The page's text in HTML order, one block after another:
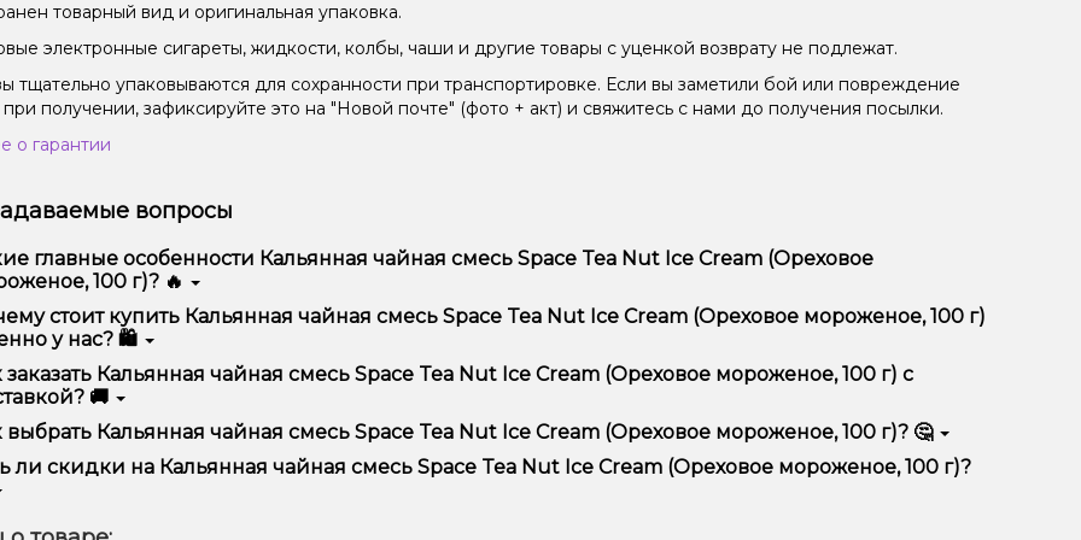
товарный вид и оригинальная упаковка.
электронные сигареты, жидкости, колбы, чаши и другие товары с уценкой возврату не подлежат.
тщательно упаковываются для сохранности при транспортировке. Если вы заметили бой или повреждение
получении, зафиксируйте это на "Новой почте" (фото + акт) и свяжитесь с нами до получения посылки.
о гарантии
вопросы
главные особенности Кальянная чайная смесь Space Tea Nut Ice Cream (Ореховое
100 г)? 🔥
чайная смесь Space Tea Nut Ice Cream (Ореховое мороженое, 100 г) отличается высоким качеством,
использования и надежностью.
стоит купить Кальянная чайная смесь Space Tea Nut Ice Cream (Ореховое мороженое, 100 г)
у нас? 🛍️
только оригинальную продукцию, широкий ассортимент, выгодные цены и быструю доставку.
того, у нас регулярные акции и скидки для клиентов!
заказать Кальянная чайная смесь Space Tea Nut Ice Cream (Ореховое мороженое, 100 г) с
🚚
заказ можно в несколько кликов:
Добавьте Кальянная чайная смесь Space Tea Nut Ice Cream (Ореховое мороженое, 100 г) в корзину.
выбрать Кальянная чайная смесь Space Tea Nut Ice Cream (Ореховое мороженое, 100 г)? 🤔
зависит от ваших предпочтений – например, если это кальян, учитывайте размер, материал и тип чаши, если
– мощность и вкус. Наши менеджеры помогут подобрать идеальный вариант.
ли скидки на Кальянная чайная смесь Space Tea Nut Ice Cream (Ореховое мороженое, 100 г)?